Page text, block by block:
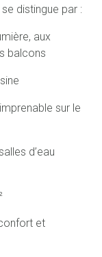
distingue par :
aux
balcons
sur le
d’eau
et